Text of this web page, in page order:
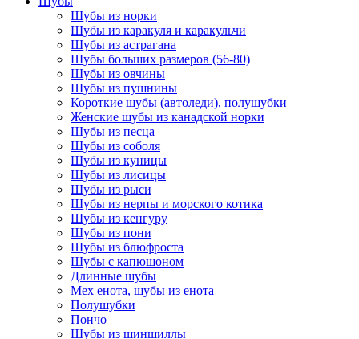
Шубы из норки
Шубы из каракуля и каракульчи
Шубы из астрагана
Шубы больших размеров (56-80)
Шубы из овчины
Шубы из пушнины
Короткие шубы (автоледи), полушубки
Женские шубы из канадской норки
Шубы из песца
Шубы из соболя
Шубы из куницы
Шубы из лисицы
Шубы из рыси
Шубы из нерпы и морского котика
Шубы из кенгуру
Шубы из пони
Шубы из блюфроста
Шубы с капюшоном
Длинные шубы
Мех енота, шубы из енота
Полушубки
Пончо
Шубы из шиншиллы